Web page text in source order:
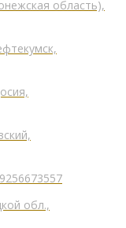
область),
обл.,